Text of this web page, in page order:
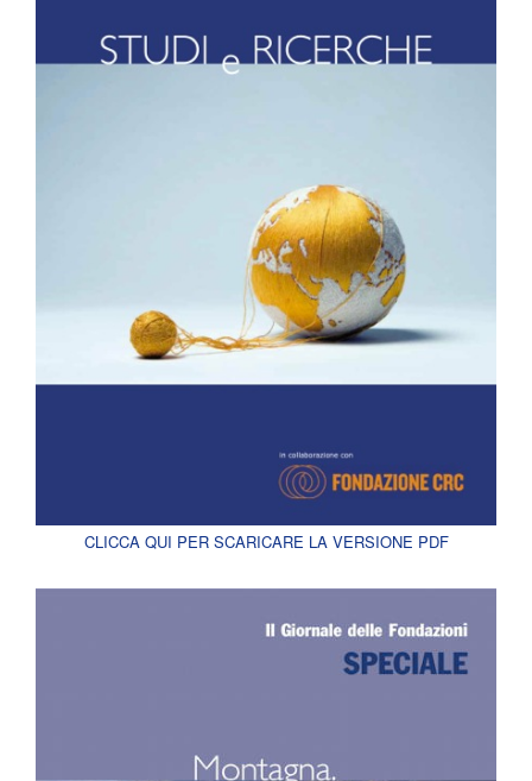
CLICCA QUI PER SCARICARE LA VERSIONE PDF